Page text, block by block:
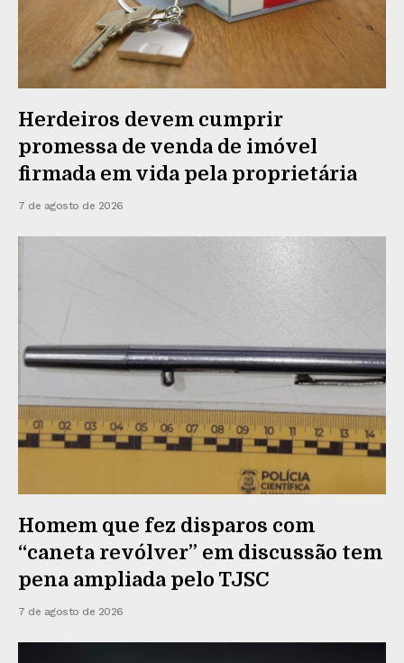
Herdeiros devem cumprir
promessa de venda de imóvel
firmada em vida pela proprietária
7 de agosto de 2026
Homem que fez disparos com
“caneta revólver” em discussão tem
pena ampliada pelo TJSC
7 de agosto de 2026